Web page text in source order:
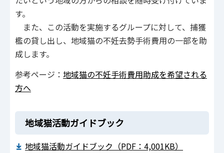
す。
また、この活動を実施するグループに対して、捕獲
檻の貸し出し、地域猫の不妊去勢手術費用の一部を助
成します。
参考ページ： 地域猫の不妊手術費用助成を希望される
方へ
地域猫活動ガイドブック
地域猫活動ガイドブック（PDF：4,001KB）